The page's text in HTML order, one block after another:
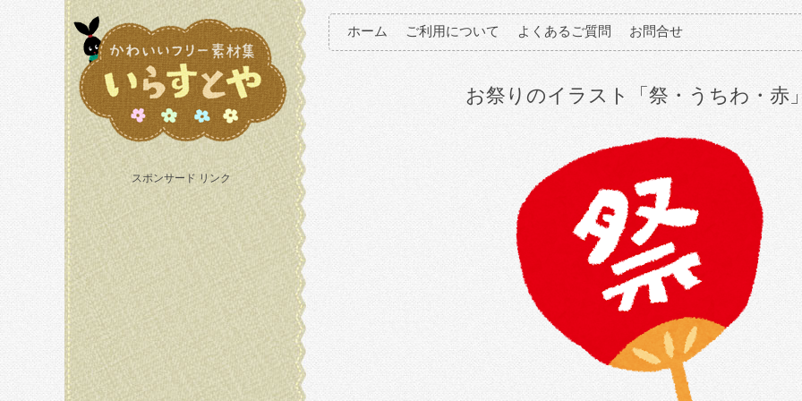
スポンサード リンク
ホーム ご利用について よくあるご質問 お問合せ
お祭りのイラスト「祭・うちわ・赤